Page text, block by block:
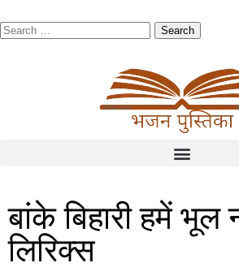
बांके बिहारी हमें भूल
लिरिक्स